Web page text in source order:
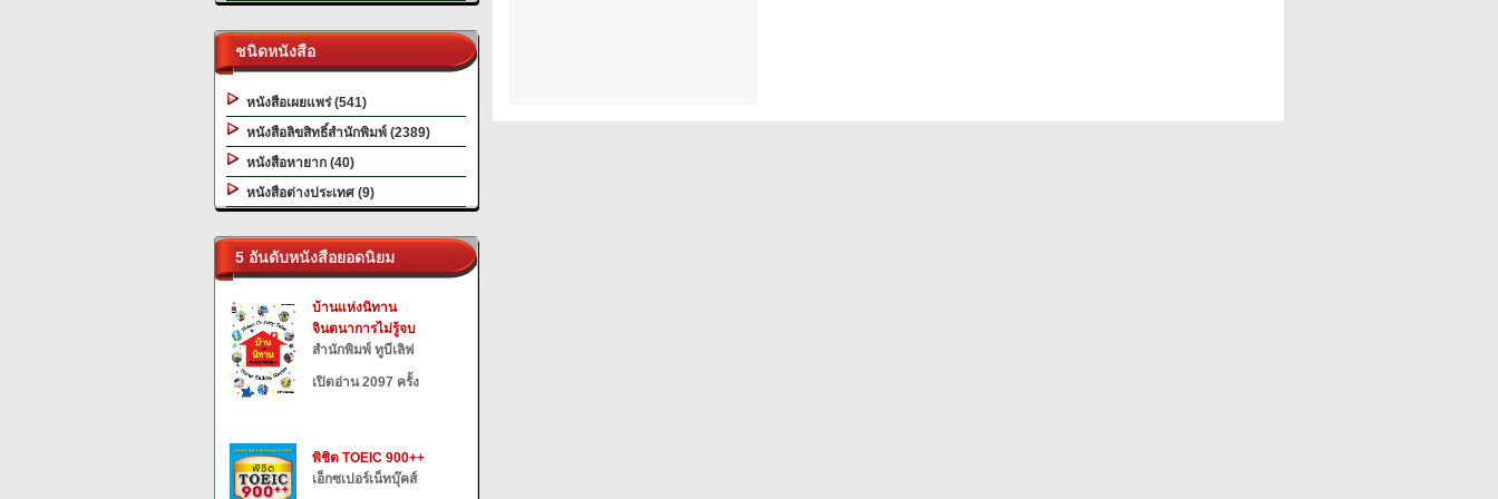
ชนิดหนังสือ
หนังสือเผยแพร่ (541)
หนังสือลิขสิทธิ์สำนักพิมพ์ (2389)
หนังสือหายาก (40)
หนังสือต่างประเทศ (9)
5 อันดับหนังสือยอดนิยม
บ้านแห่งนิทาน
จินตนาการไม่รู้จบ
สำนักพิมพ์ ทูบีเลิฟ
เปิดอ่าน 2097 ครั้ง
พิชิต TOEIC 900++
เอ็กซเปอร์เน็ทบุ๊คส์